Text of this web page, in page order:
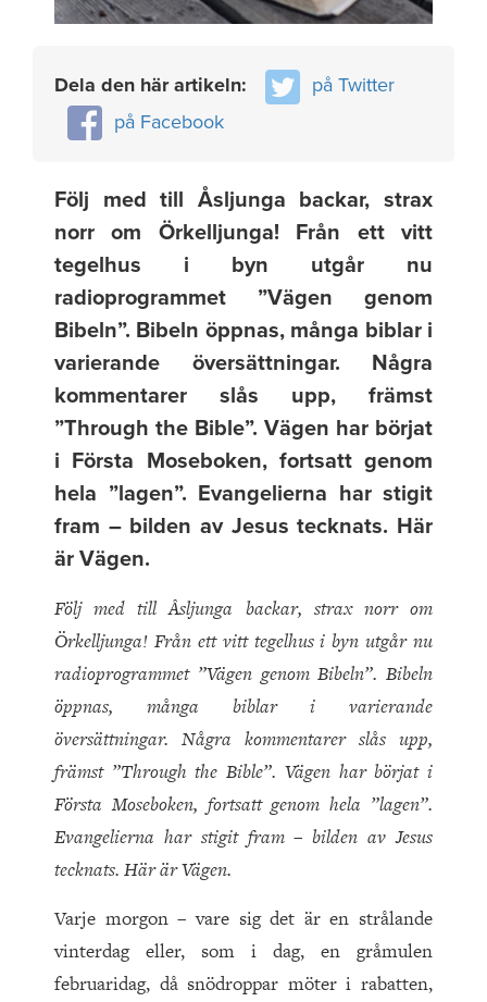
Dela den här artikeln:
på Twitter
på Facebook
Följ med till Åsljunga backar, strax
norr om Örkelljunga! Från ett vitt
tegelhus i byn utgår nu
radioprogrammet ”Vägen genom
Bibeln”. Bibeln öppnas, många biblar i
varierande översättningar. Några
kommentarer slås upp, främst
”Through the Bible”. Vägen har börjat
i Första Moseboken, fortsatt genom
hela ”lagen”. Evangelierna har stigit
fram – bilden av Jesus tecknats. Här
är Vägen.
Följ med till Åsljunga backar, strax norr om
Örkelljunga! Från ett vitt tegelhus i byn utgår nu
radioprogrammet ”Vägen genom Bibeln”. Bibeln
öppnas, många biblar i varierande
översättningar. Några kommentarer slås upp,
främst ”Through the Bible”. Vägen har börjat i
Första Moseboken, fortsatt genom hela ”lagen”.
Evangelierna har stigit fram – bilden av Jesus
tecknats. Här är Vägen.
Varje morgon – vare sig det är en strålande
vinterdag eller, som i dag, en gråmulen
februaridag, då snödroppar möter i rabatten,